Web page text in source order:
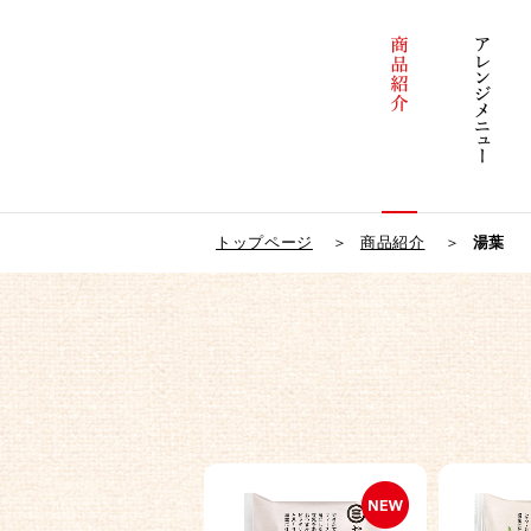
トップページ 商品紹介 湯葉